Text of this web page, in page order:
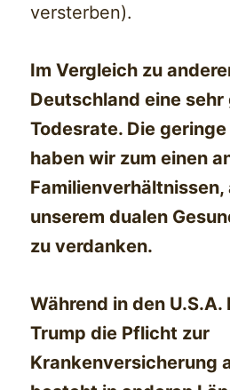
versterben).
Im Vergleich zu
Deutschland eine sehr
Todesrate. Die
haben wir zum einen
Familienverhältnissen,
unserem dualen
zu verdanken.
Während in den U.S.A.
Trump die Pflicht zur
Krankenversicherung